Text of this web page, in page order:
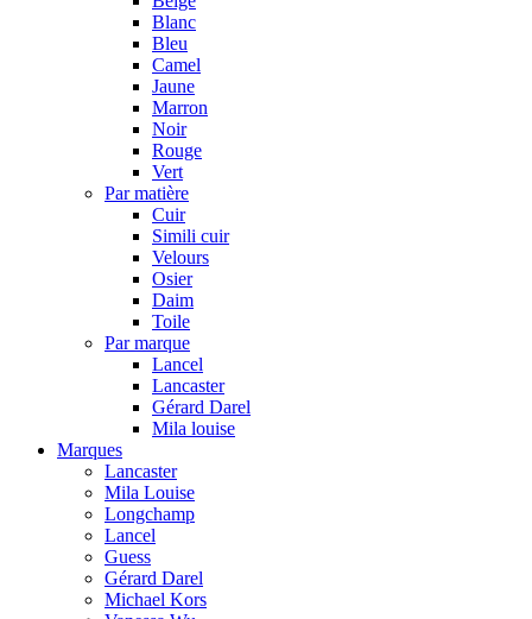
Blanc
Bleu
Camel
Jaune
Marron
Noir
Rouge
Vert
Par matière
Cuir
Simili cuir
Velours
Osier
Daim
Toile
Par marque
Lancel
Lancaster
Gérard Darel
Mila louise
Marques
Lancaster
Mila Louise
Longchamp
Lancel
Guess
Gérard Darel
Michael Kors